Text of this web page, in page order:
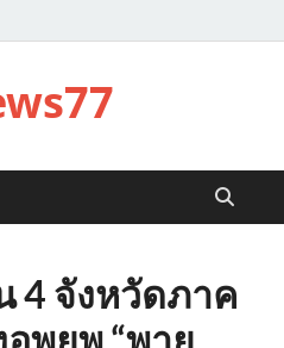
4 จังหวัดภาค